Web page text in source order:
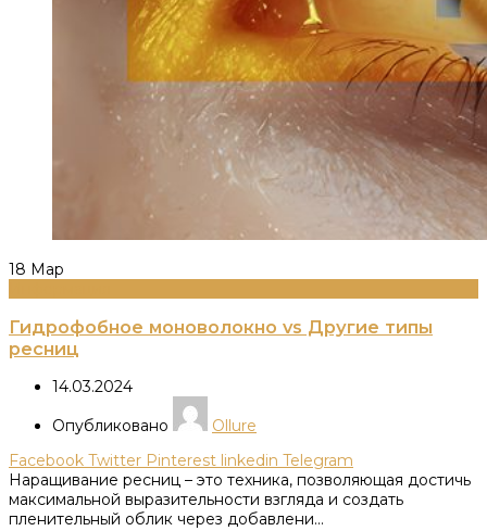
18 Мар
Гидрофобное моноволокно vs Другие типы
ресниц
14.03.2024
Опубликовано
Ollure
Facebook Twitter Pinterest linkedin Telegram
Наращивание ресниц – это техника, позволяющая достичь
максимальной выразительности взгляда и создать
пленительный облик через добавлени...